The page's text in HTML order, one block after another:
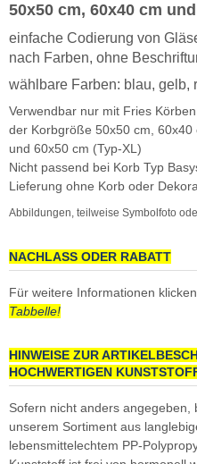
50x50 cm, 60x40 cm
einfache Codierung von
nach Farben, ohne
wählbare Farben: blau, gelb,
Verwendbar nur mit Fries Körben
der Korbgröße 50x50 cm, 60x40
und 60x50 cm (Typ-XL)
Nicht passend bei Korb Typ
Lieferung ohne Korb oder
Abbildungen, teilweise Symbolfoto
NACHLASS ODER RABATT
Für weitere Informationen
Tabbelle!
HINWEISE ZUR
HOCHWERTIGEN
Sofern nicht anders
unserem Sortiment aus
lebensmittelechtem PP-